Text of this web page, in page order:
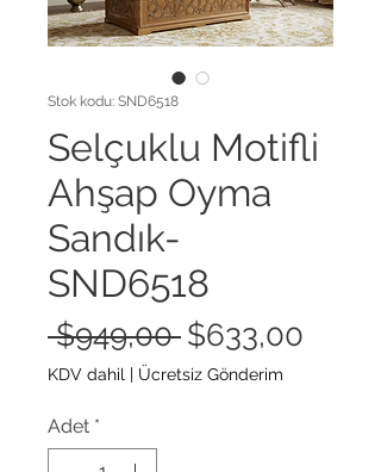
Stok kodu: SND6518
Selçuklu Motifli
Ahşap Oyma
Sandık-
SND6518
$949,00 Normal
Fiyat
$633,00
KDV dahil | Ücretsiz Gönderim
Adet *